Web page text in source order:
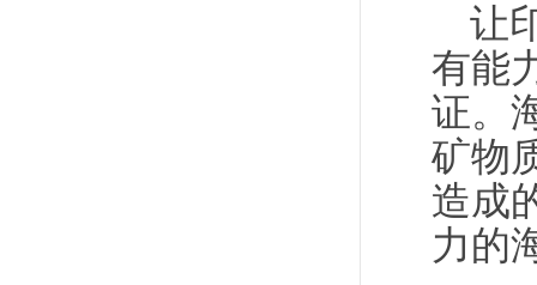
让
有能
证。
矿物
造成
力的